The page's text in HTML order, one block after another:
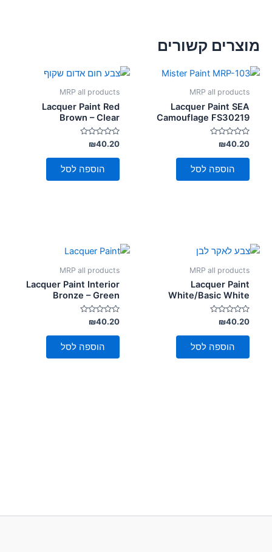
מוצרים קשורים
MRP all products
Lacquer Paint SEA
Camouflage FS30219
דורג
0
מתוך
₪40.20
הוספה לסל
MRP all products
Lacquer Paint Red
Brown – Clear
דורג
0
מתוך
₪40.20
הוספה לסל
MRP all products
Lacquer Paint
White/Basic White
דורג
0
מתוך
₪40.20
הוספה לסל
MRP all products
Lacquer Paint Interior
Bronze – Green
דורג
0
מתוך
₪40.20
הוספה לסל